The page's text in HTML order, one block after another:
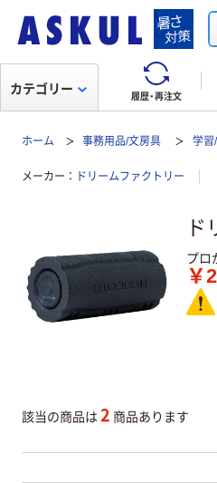
履歴・再注文
カテゴリー
ホーム 事務用品/文房具 学習
メーカー ドリームファクトリー
ド
プロ
￥
該当の商品は 2 商品あります